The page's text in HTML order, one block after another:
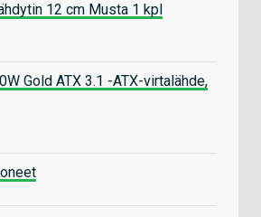
12 cm Musta 1 kpl
Gold ATX 3.1 -ATX-virtalähde,